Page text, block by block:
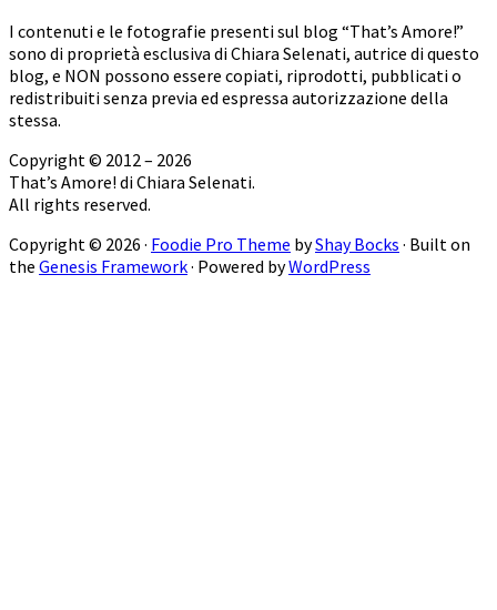
I contenuti e le fotografie presenti sul blog “That’s Amore!”
sono di proprietà esclusiva di Chiara Selenati, autrice di questo
blog, e NON possono essere copiati, riprodotti, pubblicati o
redistribuiti senza previa ed espressa autorizzazione della
stessa.
Copyright © 2012 – 2026
That’s Amore! di Chiara Selenati.
All rights reserved.
Copyright © 2026 · Foodie Pro Theme byShay Bocks · Built on
the Genesis Framework· Powered byWordPress